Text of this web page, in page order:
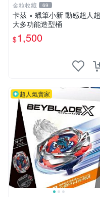
金粒收藏 69
卡茲 × 蠟筆小新 動感超人超
大多功能造型桶
$1,500
超人氣賣家